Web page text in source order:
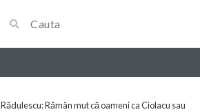
Rădulescu: Rămân mut că oameni ca Ciolacu sau